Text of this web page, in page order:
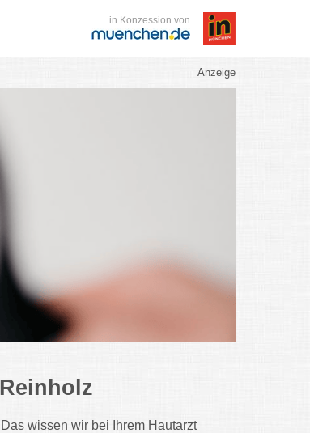
in Konzession von
Anzeige
wissen wir bei Ihrem Hautarzt